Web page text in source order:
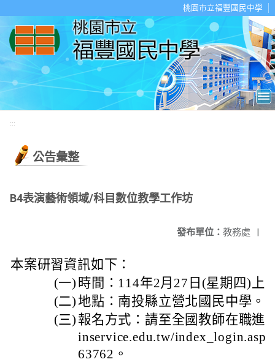
桃園市立福豐國民中學
:::
公告彙整
B4表演藝術領域/科目數位教學工作坊
發布單位： 教務處 |
本案研習資訊如下：
(一) 時間：114年2月27日(星期四)上
(二)地點：南投縣立營北國民中學。
(三) 報名方式：請至全國教師在職進
inservice.edu.tw/
63762。